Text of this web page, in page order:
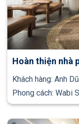
Hoàn thiện nhà
Khách hàng: Anh
Phong cách: Wabi